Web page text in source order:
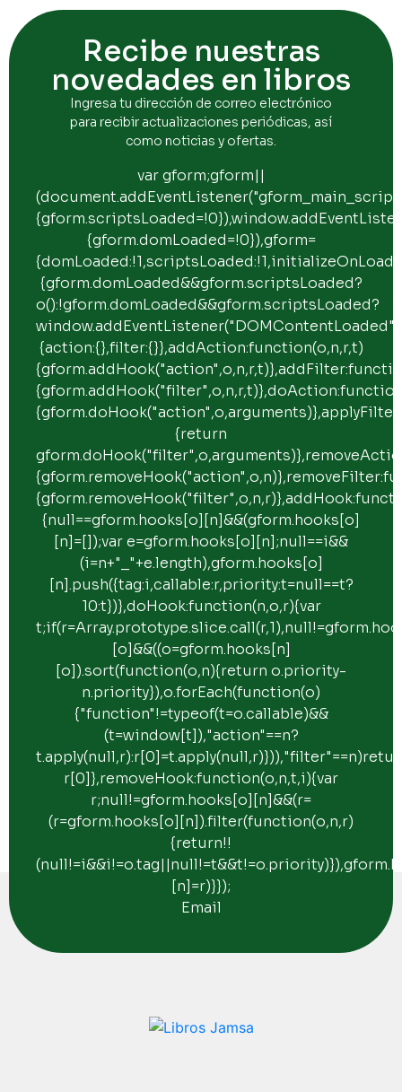
Recibe nuestras
novedades en libros
Ingresa tu dirección de correo electrónico
para recibir actualizaciones periódicas, así
como noticias y ofertas.
var gform;gform||
{gform.domLoaded=!0}),gform=
{gform.domLoaded&&gform.scriptsLoaded?
o():!gform.domLoaded&&gform.scriptsLoaded?
{action:{},filter:{}},addAction:function(o,n,r,t)
{return
{null==gform.hooks[o][n]&&(gform.hooks[o]
[n]=[]);var e=gform.hooks[o][n];null==i&&
(i=n+"_"+e.length),gform.hooks[o]
[n].push({tag:i,callable:r,priority:t=null==t?
10:t})},doHook:function(n,o,r){var
[o]&&((o=gform.hooks[n]
[o]).sort(function(o,n){return o.priority-
n.priority}),o.forEach(function(o)
{"function"!=typeof(t=o.callable)&&
(t=window[t]),"action"==n?
r[0]},removeHook:function(o,n,t,i){var
r;null!=gform.hooks[o][n]&&(r=
(r=gform.hooks[o][n]).filter(function(o,n,r)
{return!!
[n]=r)}});
Email